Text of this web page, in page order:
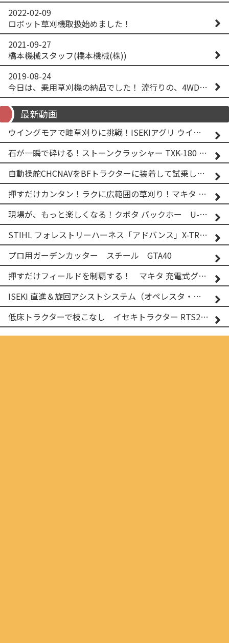
2022-02-09
ロボット草刈機取扱始めました！
2021-09-27
橋本機械スタッフ(橋本機械(株))
2019-08-24
今日は、乗用草刈機の納品でした！ 流行りの、4WD！ #イセキアグリ #オーレック #四駆 #増税間近
最新動画
ウイングモアで畦草刈りに挑戦！ISEKIアグリ ウイングモア WM746AF
石が一瞬で砕ける！ストーンクラッシャー TXK-180 実演
自動操舵CHCNAVをBFトラクターに装着して試乗してみた！！ CHCNAV NX610
押すだけカンタン！ラクに広範囲の草刈り！マキタ バッテリー式草刈り機 MUG001G 2
現場が、もっと楽しくなる！クボタ バックホー U-25-3A
STIHL フォレストリーハーネス「アドバンス」X-TREEm
プロ用ガーデンカッター スチール GTA40
押すだけフィールドを制覇する！ マキタ 充電式グランドトリマー MUG001G
ISEKI 直進＆旋回アシストシステム（オペレスタ・ターン）搭載 イセキ 乗用田植機 PRJ8D-ZJL
低床トラクターで枝こなし イセキトラクター RTS205NS & フレールモア FNC1202F